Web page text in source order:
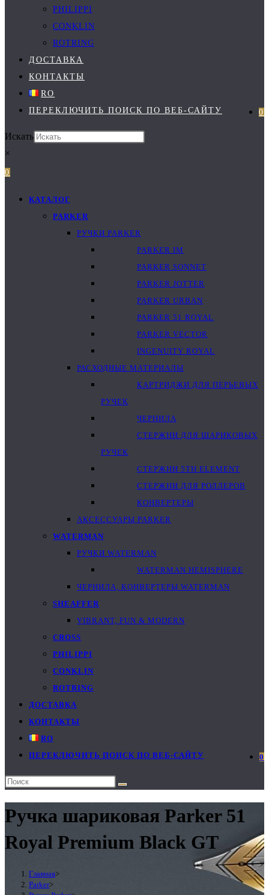
PHILIPPI
CONKLIN
ROTRING
ДОСТАВКА
КОНТАКТЫ
RO
0
ПЕРЕКЛЮЧИТЬ ПОИСК ПО ВЕБ-САЙТУ
Искать
×
0
КАТАЛОГ
PARKER
РУЧКИ PARKER
PARKER IM
PARKER SONNET
PARKER JOTTER
PARKER URBAN
PARKER 51 ROYAL
PARKER VECTOR
INGENUITY ROYAL
РАСХОДНЫЕ МАТЕРИАЛЫ
КАРТРИДЖИ ДЛЯ ПЕРЬЕВЫХ
РУЧЕК
ЧЕРНИЛА
СТЕРЖНИ ДЛЯ ШАРИКОВЫХ
РУЧЕК
СТЕРЖНИ 5TH ELEMENT
СТЕРЖНИ ДЛЯ РОЛЛЕРОВ
КОНВЕРТЕРЫ
АКСЕССУАРЫ PARKER
WATERMAN
РУЧКИ WATERMAN
WATERMAN HEMISPHERE
ЧЕРНИЛА, КОНВЕРТЕРЫ WATERMAN
SHEAFFER
VIBRANT, FUN & MODERN
CROSS
PHILIPPI
CONKLIN
ROTRING
ДОСТАВКА
КОНТАКТЫ
RO
0
ПЕРЕКЛЮЧИТЬ ПОИСК ПО ВЕБ-САЙТУ
Ручка шариковая Parker 51
Royal Premium Black GT
Главная>
Parker>